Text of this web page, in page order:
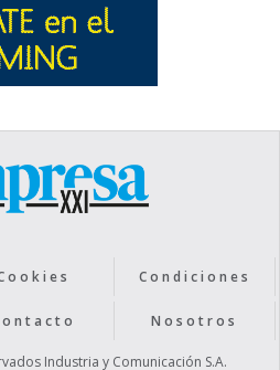
Condiciones
Nosotros
Industria y Comunicación S.A.